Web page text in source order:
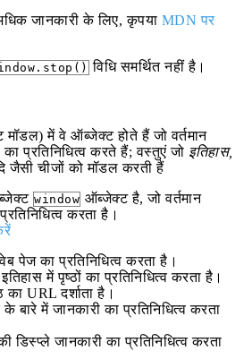
जानकारी के लिए, कृपया MDN पर
विधि समर्थित नहीं है।
में वे ऑब्जेक्ट होते हैं जो वर्तमान
प्रतिनिधित्व करते हैं; वस्तुएं जो इतिहास,
जैसी चीजों को मॉडल करती हैं
window ऑब्जेक्ट है, जो वर्तमान
करता है।
वेब पेज का प्रतिनिधित्व करता है।
में पृष्ठों का प्रतिनिधित्व करता है।
का URL दर्शाता है।
बारे में जानकारी का प्रतिनिधित्व करता
डिस्प्ले जानकारी का प्रतिनिधित्व करता